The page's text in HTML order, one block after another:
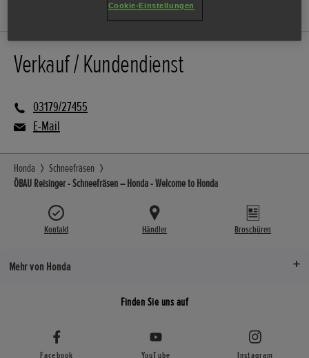
Verkauf / Kundendienst
03179/27455
E-Mail
Honda
Schneefräsen
ÖBAU Reisinger - Schneefräsen – Honda - Welcome to Honda
Kontakt Händler Broschüren
Mehr von Honda
Finden Sie uns auf
Facebook YouTube Instagram
Cookie-Einstellungen